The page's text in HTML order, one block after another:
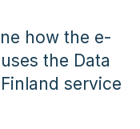
how the e-
the Data
service